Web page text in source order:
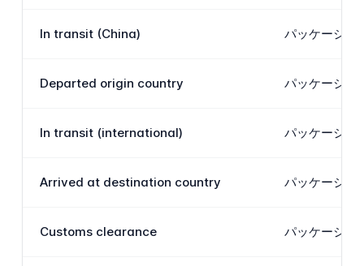
In transit (China) パッケージは
Departed origin country パッケージは
In transit (international) パッケージは
Arrived at destination country パッケージは
Customs clearance パッケージは